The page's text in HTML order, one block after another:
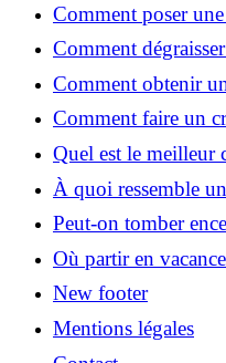
Comment poser
battue ?
Comment
Comment obtenir
justificatif ?
Comment faire un
Quel est le meilleur
cheveux efficace ?
À quoi ressemble
Peut-on tomber
prend la pilule ?
Où partir en
New footer
Mentions légales